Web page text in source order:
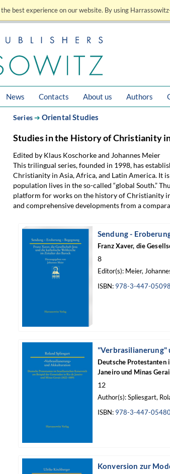
best experience on our website. By using
News Contacts About us Authors
Series➔ Oriental Studies
Studies in the History of Christianity
Edited by Klaus Koschorke and Johannes Meier
This trilingual series, founded in 1998, has
Christianity in Asia, Africa, and Latin America. It
population lives in the so-called “global South.”
platform for works on the history of Christianity
and comprehensive developments from a
Sendung -
Franz Xaver, die
8
Editor(s): Meier,
ISBN: 978-3-447-
Deutsche Protestanten
Janeiro und Minas
12
Author(s): Spliesgart,
ISBN: 978-3-447-
Konversion zur